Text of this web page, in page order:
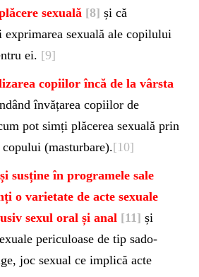
sexuală [8] și că
exprimarea sexuală ale copilului
ei. [9]
copiilor încă de la vârsta
învățarea copiilor de
pot simți plăcerea sexuală prin
(masturbare).[10]
susține în programele sale
o varietate de acte sexuale
sexul oral și anal [11] și
periculoase de tip sado-
joc sexual ce implică acte